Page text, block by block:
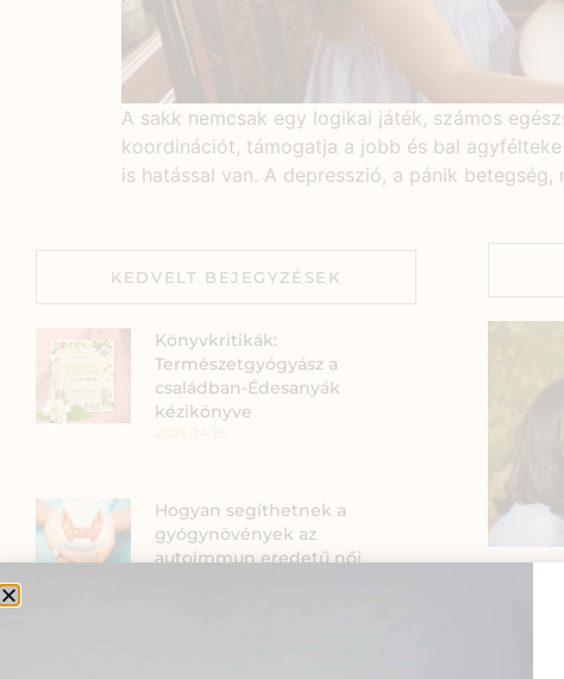
A sakk nemcsak egy logikai játék, számos
koordinációt, támogatja a jobb és bal
is hatással van. A depresszió, a pánik
KEDVELT BEJEGYZÉSEK
Könyvkritikák:
Természetgyógyász a
családban-Édesanyák
kézikönyve
Hogyan segíthetnek a
gyógynövények az
autoimmun eredetű női